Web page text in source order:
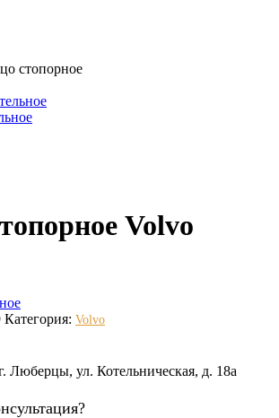
стопорное
Volvo
Категория: Volvo
Люберцы, ул. Котельническая, д. 18а